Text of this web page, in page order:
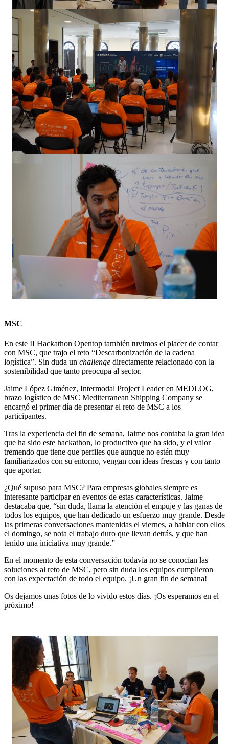
MSC
En este II Hackathon Opentop también tuvimos el placer de contar
con MSC, que trajo el reto “Descarbonización de la cadena
logística”. Sin duda un challenge directamente relacionado con la
sostenibilidad que tanto preocupa al sector.
Jaime López Giménez, Intermodal Project Leader en MEDLOG,
brazo logístico de MSC Mediterranean Shipping Company se
encargó el primer día de presentar el reto de MSC a los
participantes.
Tras la experiencia del fin de semana, Jaime nos contaba la gran idea
que ha sido este hackathon, lo productivo que ha sido, y el valor
tremendo que tiene que perfiles que aunque no estén muy
familiarizados con su entorno, vengan con ideas frescas y con tanto
que aportar.
¿Qué supuso para MSC? Para empresas globales siempre es
interesante participar en eventos de estas características. Jaime
destacaba que, “sin duda, llama la atención el empuje y las ganas de
todos los equipos, que han dedicado un esfuerzo muy grande. Desde
las primeras conversaciones mantenidas el viernes, a hablar con ellos
el domingo, se nota el trabajo duro que llevan detrás, y que han
tenido una iniciativa muy grande.”
En el momento de esta conversación todavía no se conocían las
soluciones al reto de MSC, pero sin duda los equipos cumplieron
con las expectación de todo el equipo. ¡Un gran fin de semana!
Os dejamos unas fotos de lo vivido estos días. ¡Os esperamos en el
próximo!